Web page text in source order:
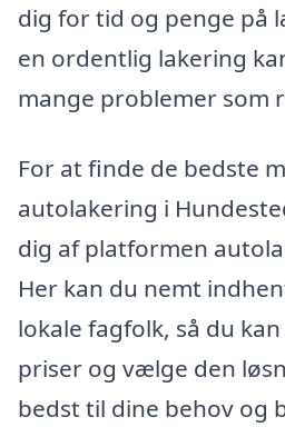
dig for tid og penge på
en ordentlig lakering
mange problemer som
For at finde de bedste
autolakering i
dig af platformen
Her kan du nemt
lokale fagfolk, så du
priser og vælge den
bedst til dine behov og